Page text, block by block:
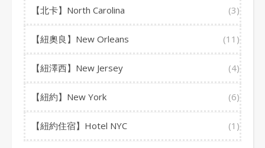
【北卡】North Carolina (3)
【紐奧良】New Orleans (11)
【紐澤西】New Jersey (4)
【紐約】New York (6)
【紐約住宿】Hotel NYC (1)